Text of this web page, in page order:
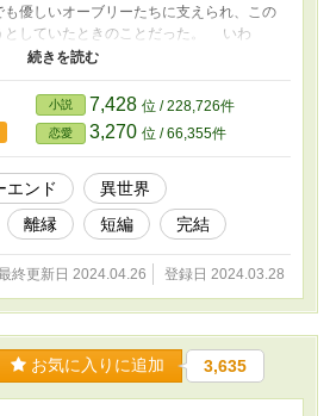
も優しいオーブリーたちに支えられ、この
としていたときのことだった。 いわ
リリアンに再会し、元夫に背負わさせ
ら、離縁したいというものだった。 他
別れてくれ。 急かすオーブリーが、ナ
ポーズしたのも自分だが、それは父の命
明かす。 とどめのように、オーブリ
ルに置いた。 「少しだけど、お金が入
けじゃないから、本来は慰謝料なんて払
手だという自覚はあるから」
らすると、天と地ほどの差があるのは明ら
けなくて、悔しくて。 ナタリアは、
の作品は、小説家になろう様にも掲載
小説 7,428 位 / 228,726件
恋愛 3,270 位 / 66,355件
エンド
異世界
離縁 短編 完結
終更新日 2024.04.26 登録日 2024.03.28
お気に入りに追加 3,635